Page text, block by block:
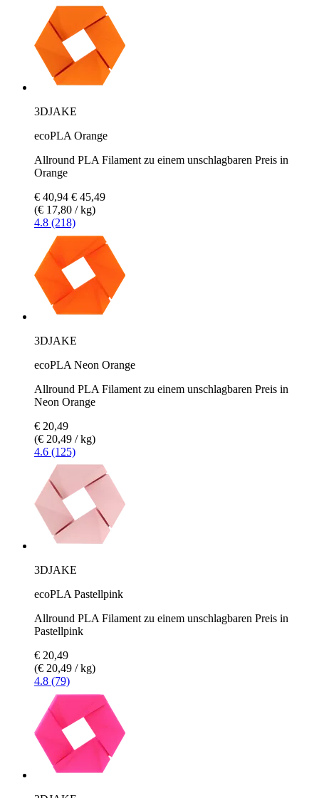
3DJAKE
ecoPLA Orange
Allround PLA Filament zu einem unschlagbaren Preis in
Orange
€ 40,94 € 45,49
(€ 17,80 / kg)
4.8 (218)
3DJAKE
ecoPLA Neon Orange
Allround PLA Filament zu einem unschlagbaren Preis in
Neon Orange
€ 20,49
(€ 20,49 / kg)
4.6 (125)
3DJAKE
ecoPLA Pastellpink
Allround PLA Filament zu einem unschlagbaren Preis in
Pastellpink
€ 20,49
(€ 20,49 / kg)
4.8 (79)